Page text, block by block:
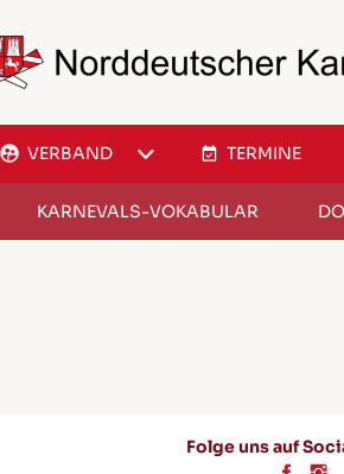
VERBAND TERMINE
KARNEVALS-VOKABULAR
Folge uns auf